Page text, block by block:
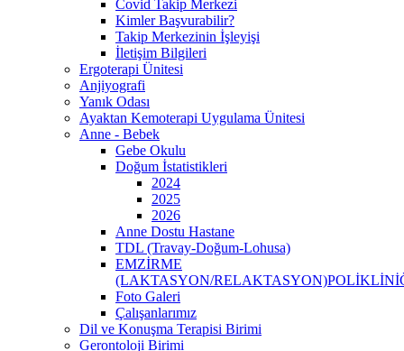
Covid Takip Merkezi
Kimler Başvurabilir?
Takip Merkezinin İşleyişi
İletişim Bilgileri
Ergoterapi Ünitesi
Anjiyografi
Yanık Odası
Ayaktan Kemoterapi Uygulama Ünitesi
Anne - Bebek
Gebe Okulu
Doğum İstatistikleri
2024
2025
2026
Anne Dostu Hastane
TDL (Travay-Doğum-Lohusa)
EMZİRME
(LAKTASYON/
Foto Galeri
Çalışanlarımız
Dil ve Konuşma Terapisi Birimi
Gerontoloji Birimi